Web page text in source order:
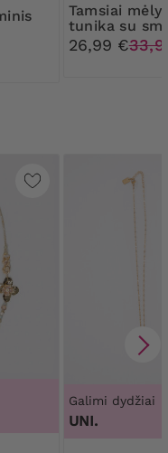
Tamsiai mėlyna
tunika su
spalvos raštu
26,99 €
Galimi dydžiai
UNI.